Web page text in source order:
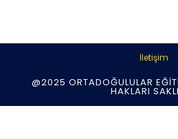
İletişim
@2025 ORTADOĞULULAR
HAKLARI